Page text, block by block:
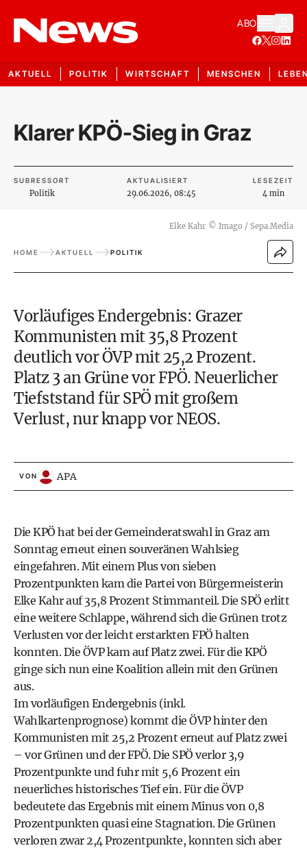
ABO
AKTUELL POLITIK WIRTSCHAFT MENSCHEN
Klarer KPÖ-Sieg in Graz
SUBRESSORT
Politik
AKTUALISIERT
29.06.2026, 08:45
LESEZEIT
4 min
Elke Kahr © Imago / Sepa.Media
HOME AKTUELL POLITIK
Vorläufiges Endergebnis: Grazer
Kommunisten mit 35,8 Prozent
deutlich vor ÖVP mit 25,2 Prozent.
Platz 3 an Grüne vor FPÖ. Neuerlicher
Tiefststand für SPÖ mit großem
Verlust, nur knapp vor NEOS.
VON APA
Die KPÖ hat bei der Gemeinderatswahl in Graz am
Sonntag erneut einen souveränen Wahlsieg
eingefahren. Mit einem Plus von sieben
Prozentpunkten kam die Partei von Bürgermeisterin
Elke Kahr auf 35,8 Prozent Stimmanteil. Die SPÖ erlitt
eine weitere Schlappe, während sich die Grünen trotz
Verlusten vor der leicht erstarkten FPÖ halten
konnten. Die ÖVP kam auf Platz zwei. Für die KPÖ
ginge sich nun eine Koalition allein mit den Grünen
aus.
Im vorläufigen Endergebnis (inkl.
Wahlkartenprognose) kommt die ÖVP hinter den
Kommunisten mit 25,2 Prozent erneut auf Platz zwei
– vor Grünen und der FPÖ. Die SPÖ verlor 3,9
Prozentpunkte und fuhr mit 5,6 Prozent ein
neuerliches historisches Tief ein. Für die ÖVP
bedeutete das Ergebnis mit einem Minus von 0,8
Prozentpunkten quasi eine Stagnation. Die Grünen
verloren zwar 2,4 Prozentpunkte, konnten sich aber